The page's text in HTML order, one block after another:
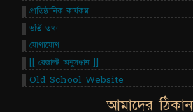
আমাদের
প্রাতিষ্ঠানিক কার্যকম
ভর্তি তথ্য
যোগাযোগ
[[ রেজাল্ট অনুসন্ধান ]]
Old School Website